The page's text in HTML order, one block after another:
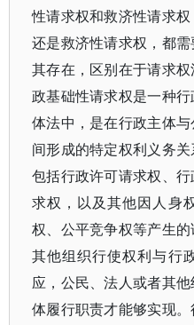
性请求权和救济性请求
还是救济性请求权，都
其存在，区别在于请求
政基础性请求权是一种
体法中，是在行政主体
间形成的特定权利义务
包括行政许可请求权、
求权，以及其他因人身
权、公平竞争权等产生
其他组织行使权利与行
应，公民、法人或者其
体履行职责才能够实现